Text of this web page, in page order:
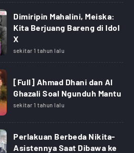
Dimiripin Mahalini, Meiska:
Kita Berjuang Bareng di Idol
X
sekitar 1 tahun lalu
[Full] Ahmad Dhani dan Al
Ghazali Soal Ngunduh Mantu
sekitar 1 tahun lalu
Perlakuan Berbeda Nikita-
Asistennya Saat Dibawa ke